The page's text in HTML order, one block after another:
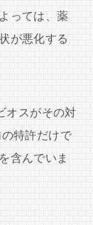
っては、薬
が悪化する
オスがその対
特許だけで
含んでいま